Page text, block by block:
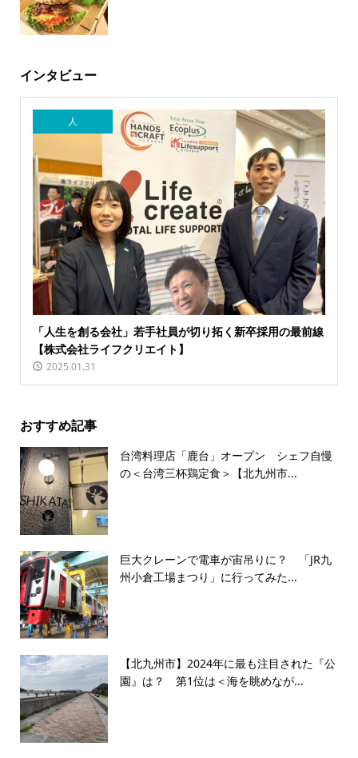
インタビュー
人
「人生を創る会社」若手社員が切り拓く新卒採用の最前線
【株式会社ライフクリエイト】
2025.01.31
おすすめ記事
台湾料理店「鹿台」オープン シェフ自慢
の＜台湾三杯鶏定食＞【北九州市...
巨大クレーンで電車が宙吊りに？ 「JR九
州小倉工場まつり」に行ってみた...
【北九州市】2024年に最も注目された『公
園』は？ 第1位は＜海を眺めなが...